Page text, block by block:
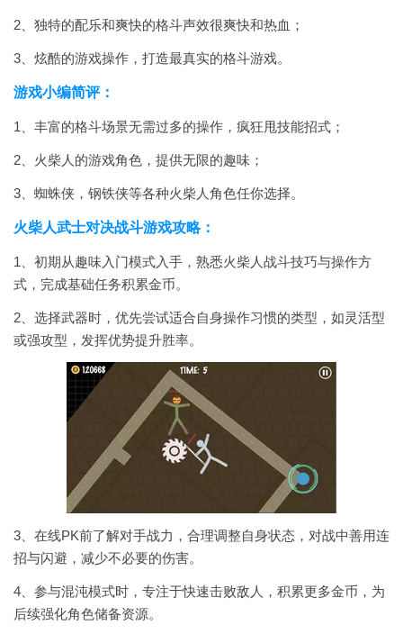
2、独特的配乐和爽快的格斗声效很爽快和热血；
3、炫酷的游戏操作，打造最真实的格斗游戏。
游戏小编简评：
1、丰富的格斗场景无需过多的操作，疯狂甩技能招式；
2、火柴人的游戏角色，提供无限的趣味；
3、蜘蛛侠，钢铁侠等各种火柴人角色任你选择。
火柴人武士对决战斗游戏攻略：
1、初期从趣味入门模式入手，熟悉火柴人战斗技巧与操作方
式，完成基础任务积累金币。
2、选择武器时，优先尝试适合自身操作习惯的类型，如灵活型
或强攻型，发挥优势提升胜率。
3、在线PK前了解对手战力，合理调整自身状态，对战中善用连
招与闪避，减少不必要的伤害。
4、参与混沌模式时，专注于快速击败敌人，积累更多金币，为
后续强化角色储备资源。